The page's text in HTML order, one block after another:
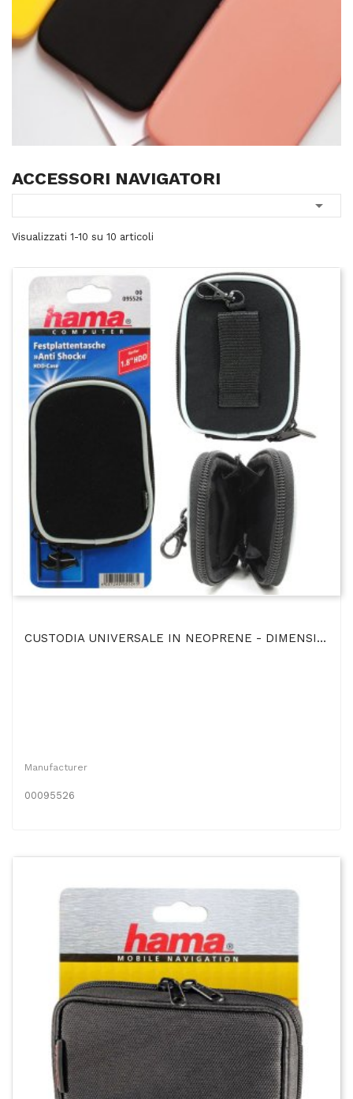
ACCESSORI NAVIGATORI

Visualizzati 1-10 su 10 articoli
CUSTODIA UNIVERSALE IN NEOPRENE - DIMENSIONI INTERNE 6,5x9,5x2CM CON PASSACINTURA, GANCIO E...
Manufacturer
00095526